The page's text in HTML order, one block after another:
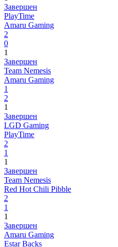
Завершен
PlayTime
Amaru Gaming
2
0
1
Завершен
Team Nemesis
Amaru Gaming
1
2
1
Завершен
LGD Gaming
PlayTime
2
1
1
Завершен
Team Nemesis
Red Hot Chili Pibble
2
1
1
Завершен
Amaru Gaming
Estar Backs